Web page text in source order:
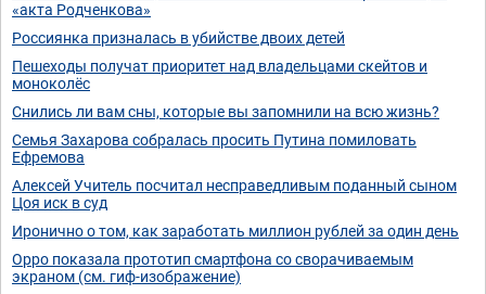
«акта Родченкова»
Россиянка призналась в убийстве двоих детей
Пешеходы получат приоритет над владельцами скейтов и
моноколёс
Снились ли вам сны, которые вы запомнили на всю жизнь?
Семья Захарова собралась просить Путина помиловать
Ефремова
Алексей Учитель посчитал несправедливым поданный сыном
Цоя иск в суд
Иронично о том, как заработать миллион рублей за один день
Oppo показала прототип смартфона со сворачиваемым
экраном (см. гиф-изображение)